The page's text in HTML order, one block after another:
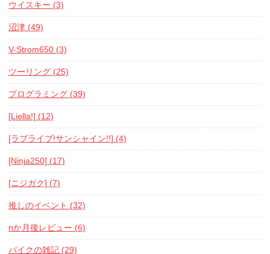
ウイスキー (3)
沼津 (49)
V-Strom650 (3)
ツーリング (25)
プログラミング (39)
[Liella!] (12)
[ラブライブ!サンシャイン!!] (4)
[Ninja250] (17)
[ニジガク] (7)
推しのイベント (32)
nか月後レビュー (6)
バイクの雑記 (29)